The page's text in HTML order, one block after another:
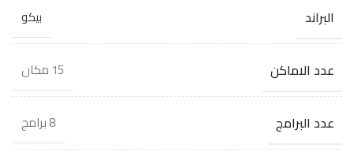
البراند بيكو
عدد الاماكن 15 مكان
عدد البرامج 8 برامج